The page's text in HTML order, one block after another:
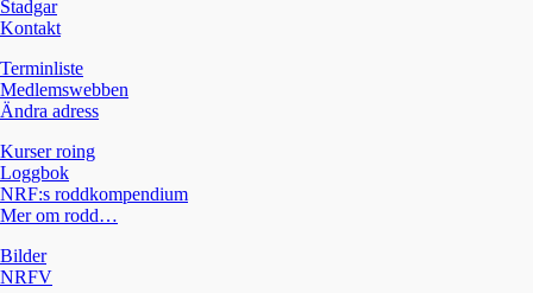
Stadgar
Kontakt
Terminliste
Medlemswebben
Ändra adress
Kurser roing
Loggbok
NRF:s roddkompendium
Mer om rodd…
Bilder
NRFV